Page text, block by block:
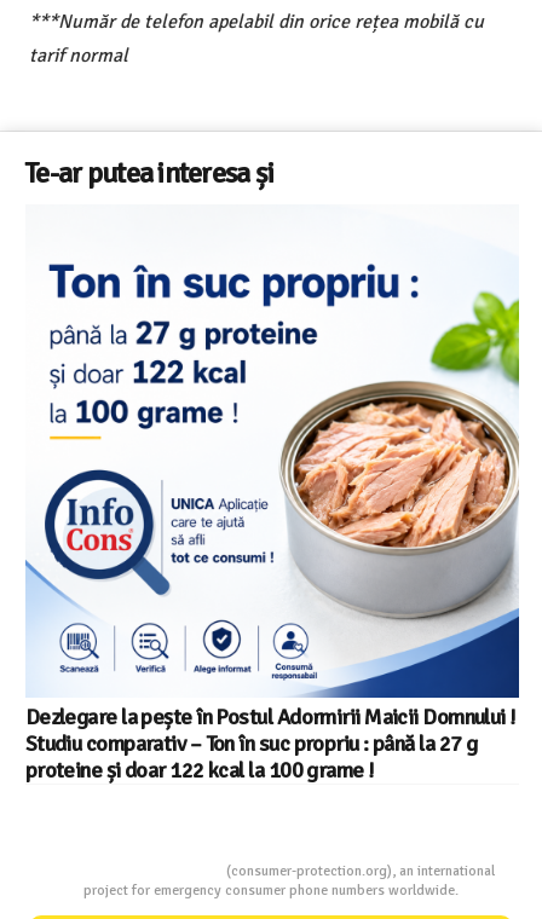
***Număr de telefon apelabil din orice rețea mobilă cu
tarif normal
Te-ar putea interesa și
Dezlegare la pește în Postul Adormirii Maicii Domnului !
Studiu comparativ – Ton în suc propriu : până la 27 g
proteine și doar 122 kcal la 100 grame !
(consumer-protection.org), an international
project for emergency consumer phone numbers worldwide.